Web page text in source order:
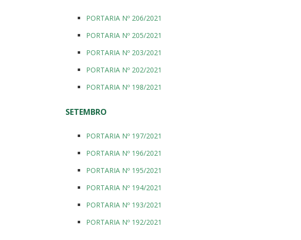
PORTARIA Nº 206/2021
PORTARIA Nº 205/2021
PORTARIA Nº 203/2021
PORTARIA Nº 202/2021
PORTARIA Nº 198/2021
SETEMBRO
PORTARIA Nº 197/2021
PORTARIA Nº 196/2021
PORTARIA Nº 195/2021
PORTARIA Nº 194/2021
PORTARIA Nº 193/2021
PORTARIA Nº 192/2021